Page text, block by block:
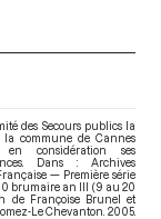
des Secours publics la
commune de Cannes
en considération ses
Dans : Archives
— Première série
brumaire an III (9 au 20
de Françoise Brunel et
Le Chevanton. 2005.